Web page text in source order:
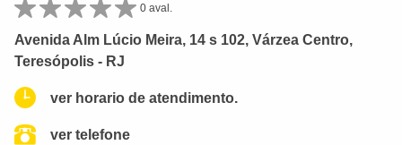
0 aval.
Avenida Alm Lúcio Meira, 14 s 102, Várzea Centro,
Teresópolis - RJ
ver horario de atendimento.
ver telefone